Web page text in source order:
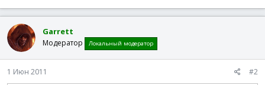
Garrett
Модератор Локальный модератор
1 Июн 2011 #2